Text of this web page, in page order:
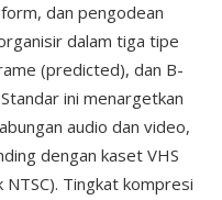
dan pengodean
dalam tiga tipe
(predicted), dan B-
ini menargetkan
audio dan video,
dengan kaset VHS
Tingkat kompresi